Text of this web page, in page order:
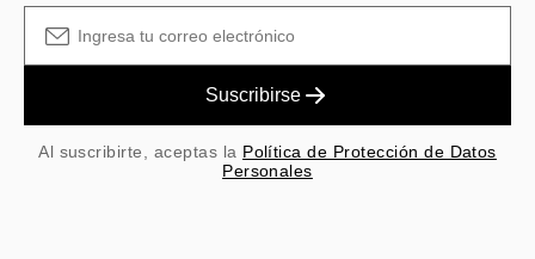
Suscribirse
Al suscribirte, aceptas la Política de Protección de Datos
Personales